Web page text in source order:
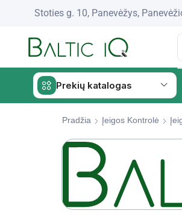
Stoties g. 10, Panevėžys,
Prekių katalogas
Pradžia Įeigos Kontrolė